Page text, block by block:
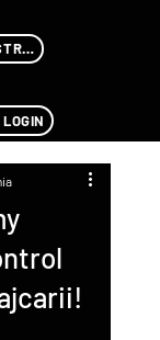
DOŁĄCZ STREAMU